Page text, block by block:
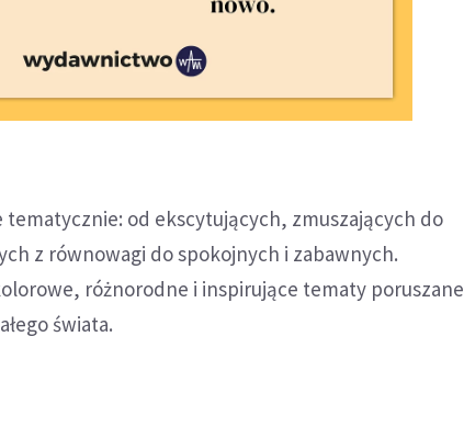
tematycznie: od ekscytujących, zmuszających do
z równowagi do spokojnych i zabawnych.
różnorodne i inspirujące tematy poruszane
świata.